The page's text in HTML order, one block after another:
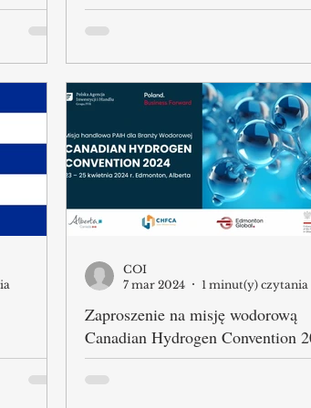
wspólnie z Marszałkami
Zaproszenie na misję wodorową
Canadian Hydrogen Convention
zaprasza polskie spółki z BRANŻY
COI
7 mar 2024
1 minut(y) czytania